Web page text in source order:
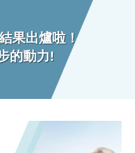
果出爐啦！
的動力!